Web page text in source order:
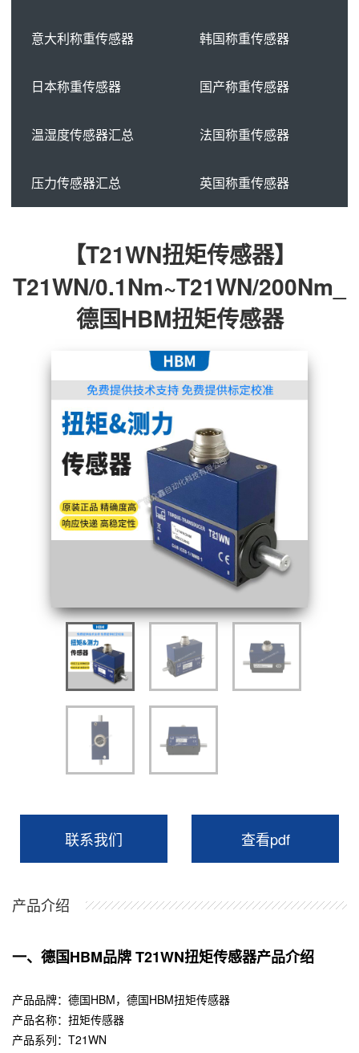
意大利称重传感器 韩国称重传感器
日本称重传感器 国产称重传感器
温湿度传感器汇总 法国称重传感器
压力传感器汇总 英国称重传感器
【T21WN扭矩传感器】
T21WN/0.1Nm~T21WN/200Nm_
德国HBM扭矩传感器
联系我们 查看pdf
产品介绍
一、德国HBM品牌 T21WN扭矩传感器产品介绍
产品品牌：德国HBM， 德国HBM扭矩传感器
产品名称： 扭矩传感器
产品系列：T21WN